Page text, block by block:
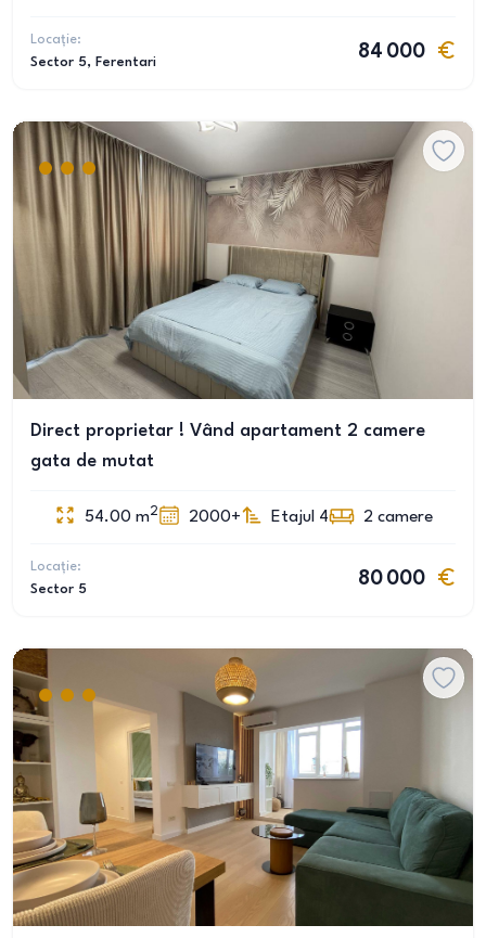
Locație:
Sector 5, Ferentari
84 000
Direct proprietar ! Vând apartament 2 camere
gata de mutat
54.00 m2 2000+ Etajul 4 2 camere
Locație:
Sector 5
80 000